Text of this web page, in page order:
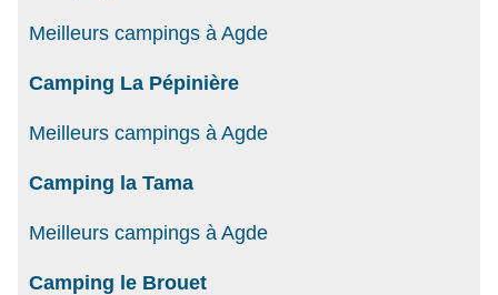
Meilleurs campings à Agde
Camping La Pépinière
Meilleurs campings à Agde
Camping la Tama
Meilleurs campings à Agde
Camping le Brouet